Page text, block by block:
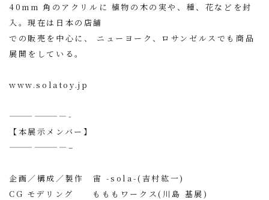
40mm 角のアクリルに 植物の木の実や、種、花などを封
入。現在は日本の店舗
での販売を中心に、 ニューヨーク、ロサンゼルスでも商品
展開をしている。
www.solatoy.jp
———————-
【本展示メンバー】
———————–
企画／構成／製作 宙 -sola-(吉村紘一)
CG モデリング もももワークス(川島 基展)